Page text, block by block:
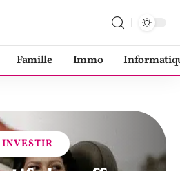
Famille Immo
INVESTIR